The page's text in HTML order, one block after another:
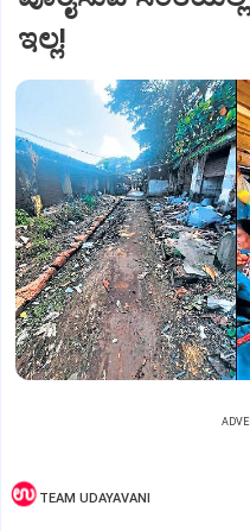
ಇಲ್ಲ!
TEAM UDAYAVANI